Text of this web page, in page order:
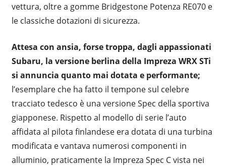
vettura, oltre a gomme Bridgestone Potenza RE070 e
le classiche dotazioni di sicurezza.
Attesa con ansia, forse troppa, dagli appassionati
Subaru, la versione berlina della Impreza WRX STi
si annuncia quanto mai dotata e performante;
l’esemplare che ha fatto il tempone sul celebre
tracciato tedesco è una versione Spec della sportiva
giapponese. Rispetto al modello di serie l’auto
affidata al pilota finlandese era dotata di una turbina
modificata e vantava numerosi componenti in
alluminio, praticamente la Impreza Spec C vista nei